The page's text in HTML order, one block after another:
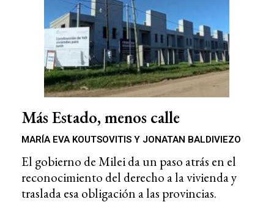
Más Estado, menos calle
MARÍA EVA KOUTSOVITIS Y JONATAN BALDIVIEZO
El gobierno de Milei da un paso atrás en el
reconocimiento del derecho a la vivienda y
traslada esa obligación a las provincias.